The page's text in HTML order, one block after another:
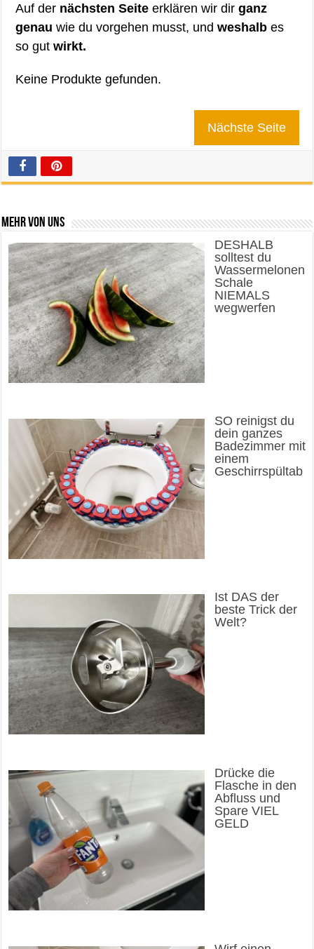
Auf der nächsten Seite erklären wir dirganz
genau wie du vorgehen musst, undweshalb es
so gutwirkt.
Keine Produkte gefunden.
Nächste Seite
Mehr von uns
DESHALB
solltest du
Wassermelonen
Schale
NIEMALS
wegwerfen
SO reinigst du
dein ganzes
Badezimmer mit
einem
Geschirrspültab
Ist DAS der
beste Trick der
Welt?
Drücke die
Flasche in den
Abfluss und
Spare VIEL
GELD